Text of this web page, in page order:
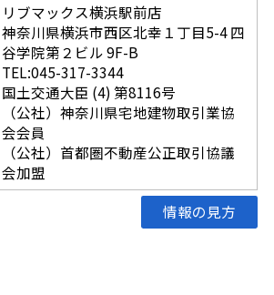
リブマックス横浜駅前店
神奈川県横浜市西区北幸１丁目5-4 四
谷学院第２ビル 9F-B
TEL:045-317-3344
国土交通大臣 (4) 第8116号
（公社）神奈川県宅地建物取引業協
会会員
（公社）首都圏不動産公正取引協議
会加盟
情報の見方